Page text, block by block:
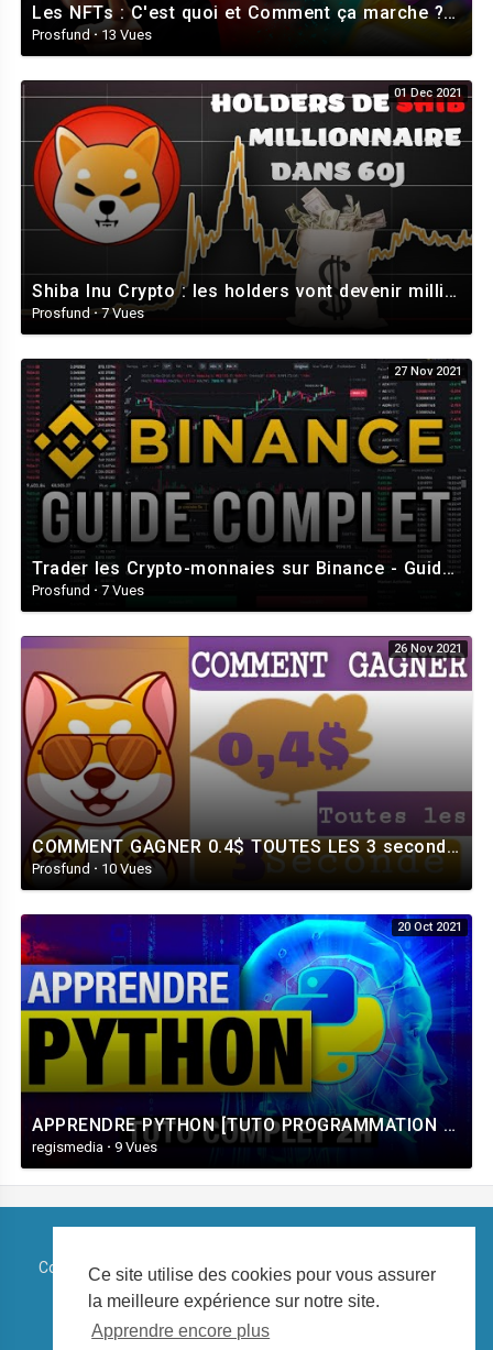
Ce site utilise des cookies pour vous assurer
la meilleure expérience sur notre site.
Apprendre encore plus
Les NFTs : C'est quoi et Comment ça marche ? | Révolution ou danger ?
Prosfund·13 Vues
01 Dec 2021
Shiba Inu Crypto : les holders vont devenir millionnaire dans 60 à 120 jours
Prosfund·7 Vues
27 Nov 2021
Trader les Crypto-monnaies sur Binance - Guide Complet
Prosfund · 7 Vues
26 Nov 2021
COMMENT GAGNER 0.4$ TOUTES LES 3 seconde AVEC MY SHIBA INU
Prosfund · 10 Vues
20 Oct 2021
APPRENDRE PYTHON [TUTO PROGRAMMATION COMPLET DÉBUTANT]
regismedia · 9 Vues
Copyright © 2026 Regidia Play. Tous les droits sont réservés.
Conditions d'utilisation Politique de confidentialité